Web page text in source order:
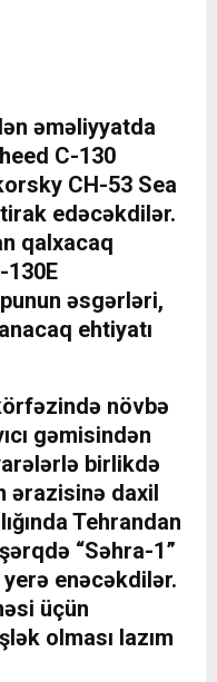
əməliyyatda
C-130
CH-53 Sea
edəcəkdilər.
qalxacaq
əsgərləri,
ehtiyatı
növbə
gəmisindən
birlikdə
ərazisinə daxil
Tehrandan
“Səhra-1”
enəcəkdilər.
üçün
olması lazım